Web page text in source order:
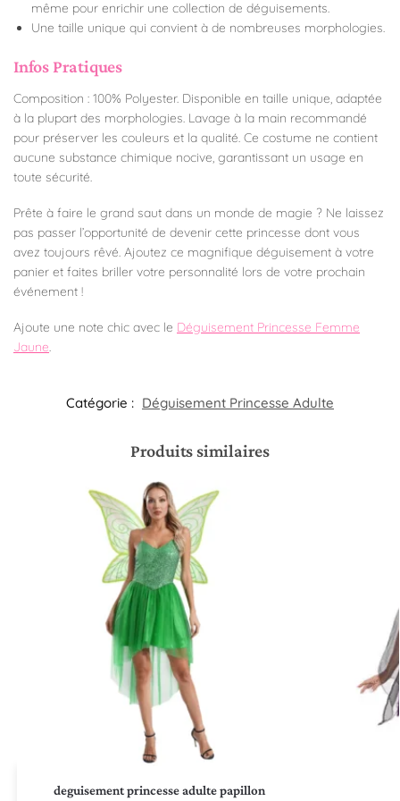
même pour enrichir une collection de déguisements.
Une taille unique qui convient à de nombreuses morphologies.
Infos Pratiques
Composition : 100% Polyester. Disponible en taille unique, adaptée
à la plupart des morphologies. Lavage à la main recommandé
pour préserver les couleurs et la qualité. Ce costume ne contient
aucune substance chimique nocive, garantissant un usage en
toute sécurité.
Prête à faire le grand saut dans un monde de magie ? Ne laissez
pas passer l’opportunité de devenir cette princesse dont vous
avez toujours rêvé. Ajoutez ce magnifique déguisement à votre
panier et faites briller votre personnalité lors de votre prochain
événement !
Ajoute une note chic avec le Déguisement Princesse Femme
Jaune.
Catégorie : Déguisement Princesse Adulte
Produits similaires
deguisement princesse adulte papillon